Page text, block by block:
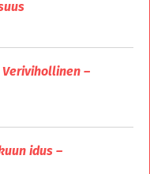
–
idus –